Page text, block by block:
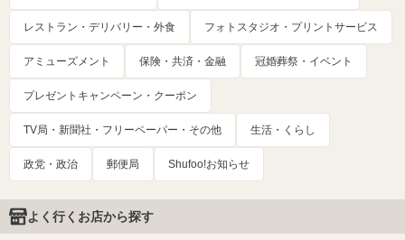
レストラン・デリバリー・外食 フォトスタジオ・プリントサービス
アミューズメント 保険・共済・金融 冠婚葬祭・イベント
プレゼントキャンペーン・クーポン
TV局・新聞社・フリーペーパー・その他 生活・くらし
政党・政治 郵便局 Shufoo!お知らせ
よく行くお店から探す